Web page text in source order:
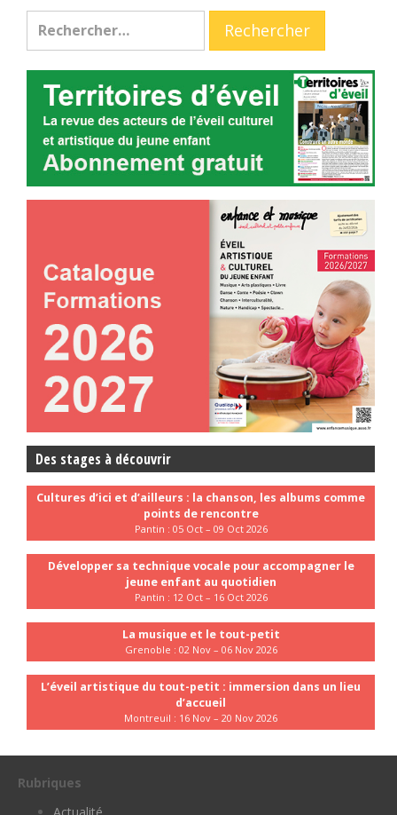
Des stages à découvrir
Cultures d’ici et d’ailleurs : la chanson, les albums comme
points de rencontre
Pantin : 05 Oct – 09 Oct 2026
Développer sa technique vocale pour accompagner le
jeune enfant au quotidien
Pantin : 12 Oct – 16 Oct 2026
La musique et le tout-petit
Grenoble : 02 Nov – 06 Nov 2026
L’éveil artistique du tout-petit : immersion dans un lieu
d’accueil
Montreuil : 16 Nov – 20 Nov 2026
Rubriques